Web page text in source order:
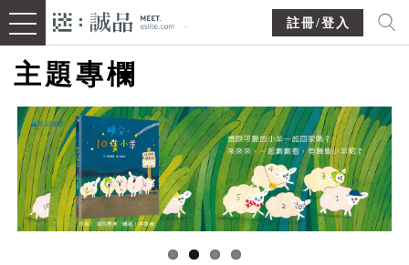
註冊/登入
主題專欄